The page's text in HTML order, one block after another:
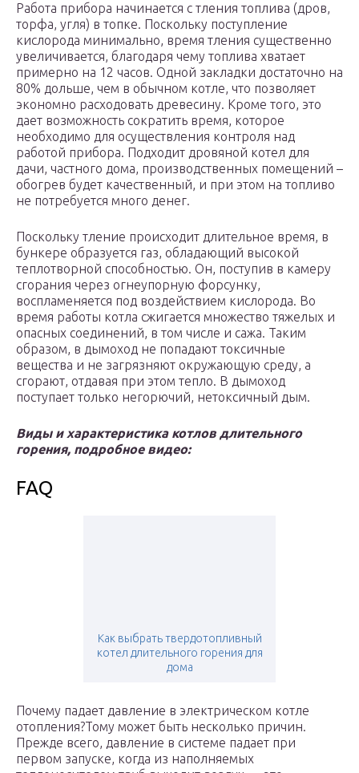
Работа прибора начинается с тления топлива (дров,
торфа, угля) в топке. Поскольку поступление
кислорода минимально, время тления существенно
увеличивается, благодаря чему топлива хватает
примерно на 12 часов. Одной закладки достаточно на
80% дольше, чем в обычном котле, что позволяет
экономно расходовать древесину. Кроме того, это
дает возможность сократить время, которое
необходимо для осуществления контроля над
работой прибора. Подходит дровяной котел для
дачи, частного дома, производственных помещений –
обогрев будет качественный, и при этом на топливо
не потребуется много денег.
Поскольку тление происходит длительное время, в
бункере образуется газ, обладающий высокой
теплотворной способностью. Он, поступив в камеру
сгорания через огнеупорную форсунку,
воспламеняется под воздействием кислорода. Во
время работы котла сжигается множество тяжелых и
опасных соединений, в том числе и сажа. Таким
образом, в дымоход не попадают токсичные
вещества и не загрязняют окружающую среду, а
сгорают, отдавая при этом тепло. В дымоход
поступает только негорючий, нетоксичный дым.
Виды и характеристика котлов длительного
горения, подробное видео:
FAQ
Как выбрать твердотопливный
котел длительного горения для
дома
Почему падает давление в электрическом котле
отопления?Тому может быть несколько причин.
Прежде всего, давление в системе падает при
первом запуске, когда из наполняемых